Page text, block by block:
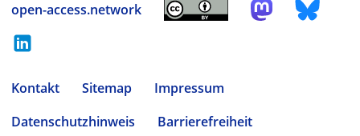
open-access.network
Kontakt Sitemap
Impressum
Datenschutzhinweis
Barrierefreiheit